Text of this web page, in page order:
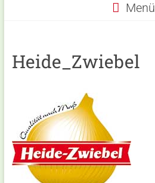
Menü
Heide_Zwiebel